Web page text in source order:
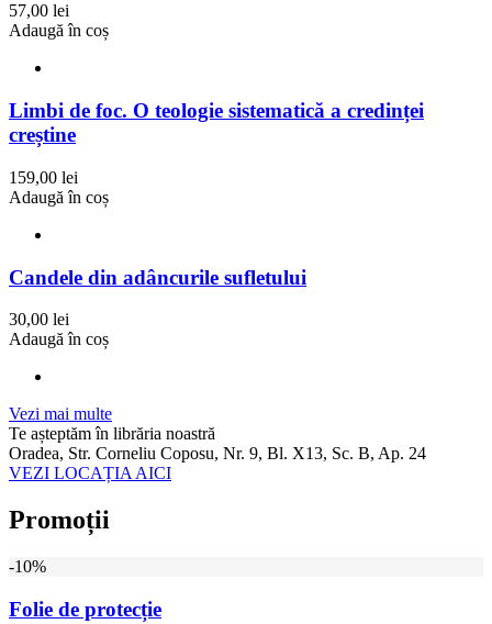
57,00 lei
Adaugă în coș
Limbi de foc. O teologie sistematică a credinței
creștine
159,00 lei
Adaugă în coș
Candele din adâncurile sufletului
30,00 lei
Adaugă în coș
Vezi mai multe
Te așteptăm în librăria noastră
Oradea, Str. Corneliu Coposu, Nr. 9, Bl. X13, Sc. B, Ap. 24
VEZI LOCAȚIA AICI
Promoții
-10%
Folie de protecție